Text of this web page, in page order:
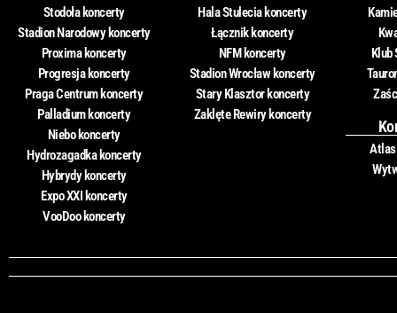
Stodoła koncerty
Stadion Narodowy koncerty
Proxima koncerty
Progresja koncerty
Praga Centrum koncerty
Palladium koncerty
Niebo koncerty
Hydrozagadka koncerty
Hybrydy koncerty
Expo XXI koncerty
VooDoo koncerty
Hala Stulecia koncerty
Łącznik koncerty
NFM koncerty
Stadion Wrocław koncerty
Stary Klasztor koncerty
Zaklęte Rewiry koncerty
Klub